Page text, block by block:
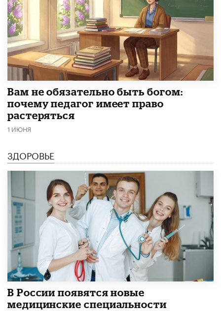
​Вам не обязательно быть богом:
почему педагог имеет право
растеряться
1 ИЮНЯ
ЗДОРОВЬЕ
В России появятся новые
медицинские специальности